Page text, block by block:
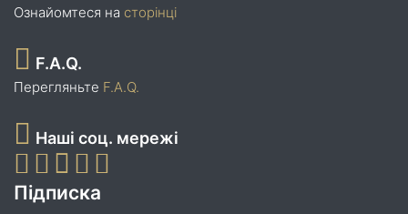
Ознайомтеся на сторінці
F.A.Q.
Перегляньте F.A.Q.
Наші соц. мережі
Підписка